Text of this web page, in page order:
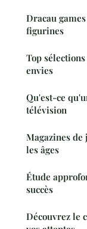
Dracau
figurines
Top
envies
Qu'est-ce
télévision
Magazines
les âges
Étude
succès
Découvrez le